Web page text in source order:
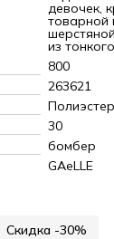
девочек,
товарной
из
800
263621
Полиэстер
30
бомбер
GAeLLE
Скидка -30%